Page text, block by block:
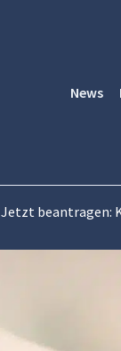
News
Jetzt beantragen: